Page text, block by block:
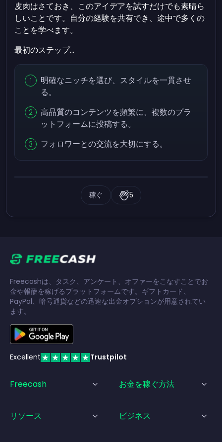
皮肉はさておき、このアイデアを試すだけでも素晴ら
しいことです。自分の経験を共有でき、途中で多くの
ことを学べます。
最初のステップ...
明確なニッチを選び、スタイルを一貫させ
る。
高品質のコンテンツを頻繁に、複数のプラ
ットフォームに投稿する。
フォロワーとの交流を大切にする。
稼ぐ 5
Freecashは、タスク、アンケート、オファーをこなすことでお
金や報酬を稼げるプラットフォームです。ギフトカード、
PayPal、暗号通貨などの迅速な出金オプションが用意されてい
ます。
Excellent Trustpilot
Freecash お金を稼ぐ方法
リソース ビジネス